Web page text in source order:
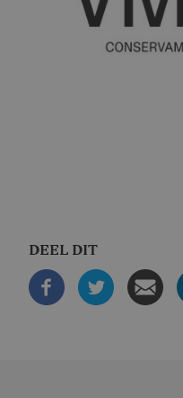
DEEL DIT